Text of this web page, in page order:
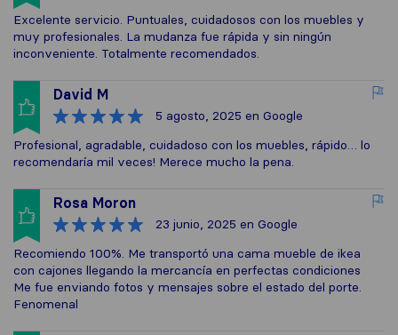
Excelente servicio. Puntuales, cuidadosos con los muebles y
muy profesionales. La mudanza fue rápida y sin ningún
inconveniente. Totalmente recomendados.
David M
5 agosto, 2025 en Google
Profesional, agradable, cuidadoso con los muebles, rápido… lo
recomendaría mil veces! Merece mucho la pena.
Rosa Moron
23 junio, 2025 en Google
Recomiendo 100%. Me transportó una cama mueble de ikea
con cajones llegando la mercancía en perfectas condiciones
Me fue enviando fotos y mensajes sobre el estado del porte.
Fenomenal